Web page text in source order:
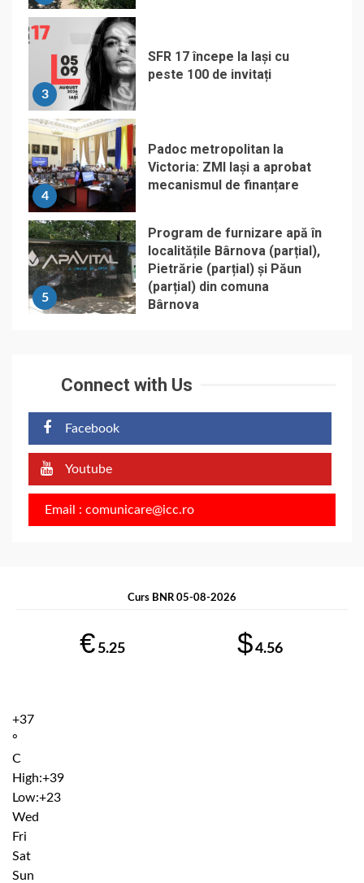
3
SFR 17 începe la Iași cu
peste 100 de invitați
4
Padoc metropolitan la
Victoria: ZMI Iași a aprobat
mecanismul de finanțare
5
Program de furnizare apă în
localitățile Bârnova (parțial),
Pietrărie (parțial) și Păun
(parțial) din comuna
Bârnova
Connect with Us
Facebook
Youtube
Email : comunicare@icc.ro
Curs BNR 05-08-2026
€ 5.25 $4.56
+37
°
C
High:+39
Low:+23
Wed
Fri
Sat
Sun